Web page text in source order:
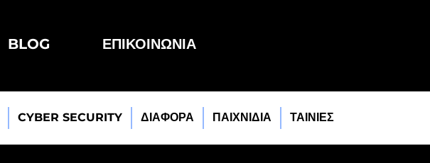
BLOG ΕΠΙΚΟΙΝΩΝΙΑ
CYBER SECURITY ΔΙΑΦΟΡΑ ΠΑΙΧΝΙΔΙΑ ΤΑΙΝΙΕΣ